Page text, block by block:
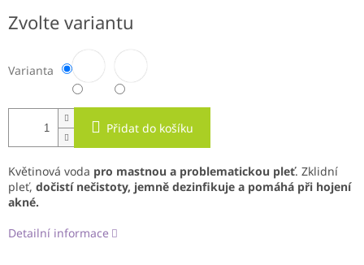
cena:
Zvolte variantu
Varianta
Přidat do košíku
Květinová voda pro mastnou a problematickou pleť. Zklidní
pleť, dočistí nečistoty, jemně dezinfikuje a pomáhá při hojení
akné.
Detailní informace